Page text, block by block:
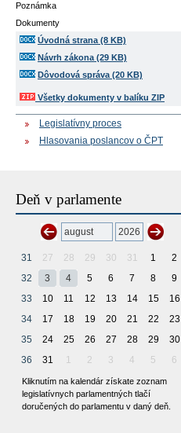
Poznámka
Dokumenty
Úvodná strana (8 KB)
Návrh zákona (29 KB)
Dôvodová správa (20 KB)
Všetky dokumenty v balíku ZIP
Legislatívny proces
Hlasovania poslancov o ČPT
Deň v parlamente
31 27 28 29 30 31 1
2
32
3 4 5 6 7 8
9
33
10 11 12 13 14 15
16
34
17 18 19 20 21 22
23
35
24 25 26 27 28 29
30
36
31 1 2 3 4 5 6
Kliknutím na kalendár získate zoznam
legislatívnych parlamentných tlačí
doručených do parlamentu v daný deň.